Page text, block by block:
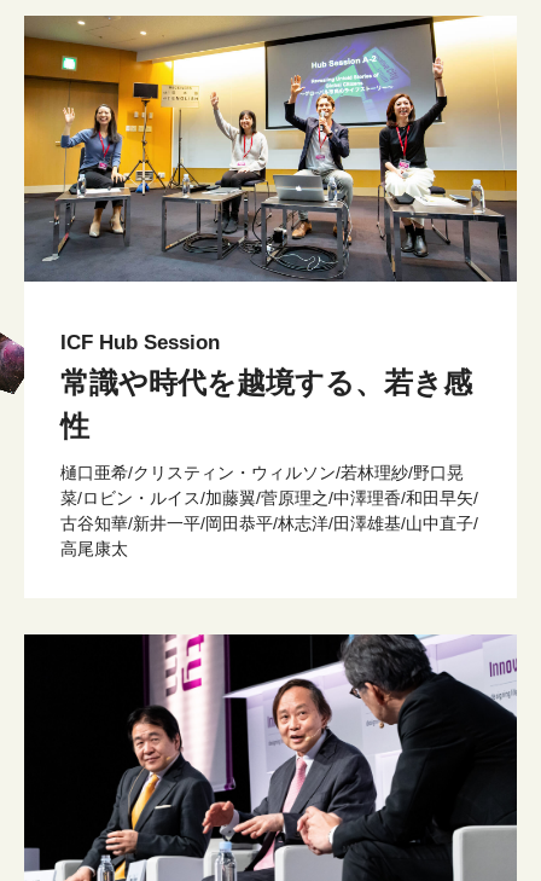
ICF Hub Session
常識や時代を越境する、若き感
性
樋口亜希/クリスティン・ウィルソン/若林理紗/野口晃
菜/ロビン・ルイス/加藤翼/菅原理之/中澤理香/和田早矢/
古谷知華/新井一平/岡田恭平/林志洋/田澤雄基/山中直子/
高尾康太